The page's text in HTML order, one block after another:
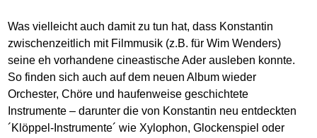
Was vielleicht auch damit zu tun hat, dass Konstantin
zwischenzeitlich mit Filmmusik (z.B. für Wim Wenders)
seine eh vorhandene cineastische Ader ausleben konnte.
So finden sich auch auf dem neuen Album wieder
Orchester, Chöre und haufenweise geschichtete
Instrumente – darunter die von Konstantin neu entdeckten
´Klöppel-Instrumente´ wie Xylophon, Glockenspiel oder